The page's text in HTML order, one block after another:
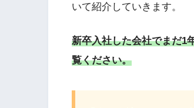
いて紹介していきます。
新卒入社した会社でまだ1
覧ください。